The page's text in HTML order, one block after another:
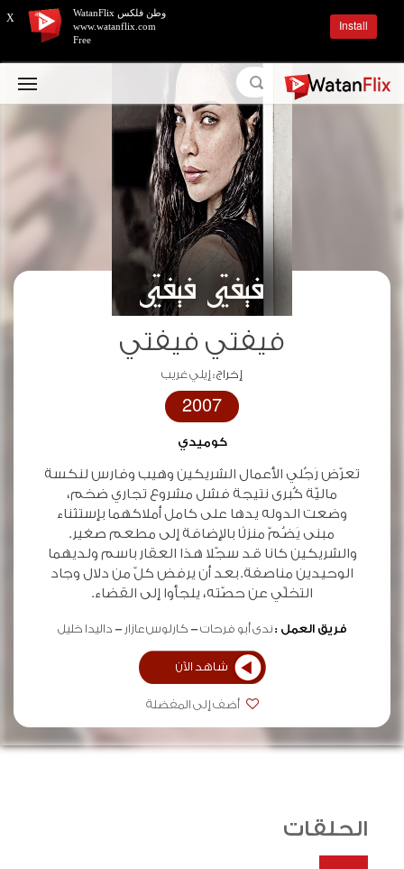
فيفتي فيفتي
إخراج :إيلي غريب
2007
كوميدي
تعرّض رَجُلي الأعمال الشريكين وهيب وفارس لنكسة
ماليّة كُبرى نتيجة فشل مشروع تجاري ضخم،
وضعت الدوله يدها على كامل أملاكهما بإستثناء
مبنى يَضُمّ منزلًا بالإضافة إلى مطعم صغير.
والشريكين كانا قد سجّلا هذا العقار باسم ولديهما
الوحيدين مناصفة. بعد أن يرفض كلّ من دلال وجاد
التخلّي عن حصّته، يلجأوا إلى القضاء.
فريق العمل :ندى أبو فرحات كارلوس عازار داليدا خليل
شاهد الآن
أضف إلى المفضلة
الحلقات
X
وطن فلكس WatanFlix
www.watanflix.com
Free
Install